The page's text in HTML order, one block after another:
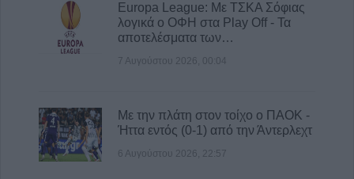
επίσκεψης και σε άλλους τέσσερις
6 Αυγούστου 2026, 22:48
Σύγκρουση δύο τραμ στη Γερμανία – Πάνω
από 20 τραυματίες
Europa League: Με ΤΣΚΑ Σόφιας
λογικά ο ΟΦΗ στα Play Off - Τα
αποτελέσματα των…
7 Αυγούστου 2026, 00:04
Με την πλάτη στον τοίχο ο ΠΑΟΚ -
Ήττα εντός (0-1) από την Άντερλεχτ
6 Αυγούστου 2026, 22:57